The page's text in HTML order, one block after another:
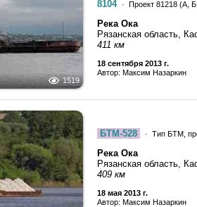
1519
8104 · Проект 81218 (А,
Река Ока
Рязанская область,
411 км
18 сентября 2013 г.
Автор: Максим Назаркин
БТМ-528 · Тип БТМ,
Река Ока
Рязанская область,
409 км
18 мая 2013 г.
Автор: Максим Назаркин